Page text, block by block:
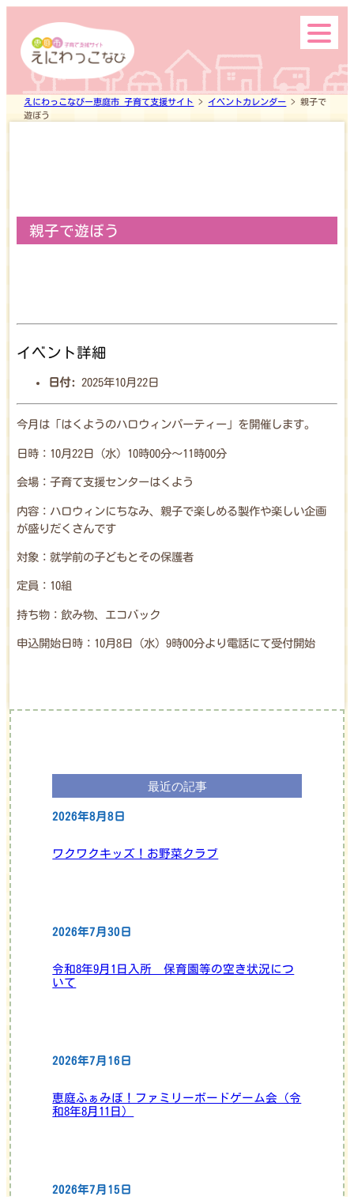
えにわっこなびー恵庭市 子育て支援サイト > イベントカレンダー >親子で
遊ぼう
親子で遊ぼう
イベント詳細
日付: 2025年10月22日
今月は「はくようのハロウィンパーティー」を開催します。
日時：10月22日（水）10時00分～11時00分
会場：子育て支援センターはくよう
内容：ハロウィンにちなみ、親子で楽しめる製作や楽しい企画
が盛りだくさんです
対象：就学前の子どもとその保護者
定員：10組
持ち物：飲み物、エコバック
申込開始日時：10月8日（水）9時00分より電話にて受付開始
最近の記事
2026年8月8日
ワクワクキッズ！お野菜クラブ
2026年7月30日
令和8年9月1日入所 保育園等の空き状況につ
いて
2026年7月16日
恵庭ふぁみぼ！ファミリーボードゲーム会（令
和8年8月11日）
2026年7月15日
top